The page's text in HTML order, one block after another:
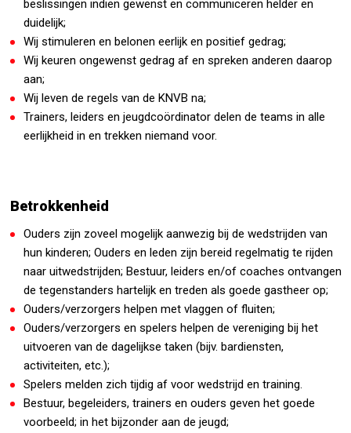
beslissingen indien gewenst en communiceren helder en
duidelijk;
Wij stimuleren en belonen eerlijk en positief gedrag;
Wij keuren ongewenst gedrag af en spreken anderen daarop
aan;
Wij leven de regels van de KNVB na;
Trainers, leiders en jeugdcoördinator delen de teams in alle
eerlijkheid in en trekken niemand voor.
Betrokkenheid
Ouders zijn zoveel mogelijk aanwezig bij de wedstrijden van
hun kinderen; Ouders en leden zijn bereid regelmatig te rijden
naar uitwedstrijden; Bestuur, leiders en/of coaches ontvangen
de tegenstanders hartelijk en treden als goede gastheer op;
Ouders/verzorgers helpen met vlaggen of fluiten;
Ouders/verzorgers en spelers helpen de vereniging bij het
uitvoeren van de dagelijkse taken (bijv. bardiensten,
activiteiten, etc.);
Spelers melden zich tijdig af voor wedstrijd en training.
Bestuur, begeleiders, trainers en ouders geven het goede
voorbeeld; in het bijzonder aan de jeugd;